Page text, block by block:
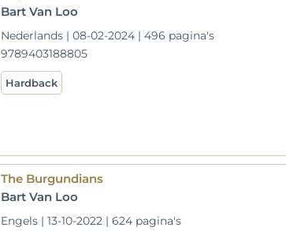
Bart Van Loo
Nederlands | 08-02-2024 | 496 pagina's
9789403188805
Hardback
The Burgundians
Bart Van Loo
Engels | 13-10-2022 | 624 pagina's